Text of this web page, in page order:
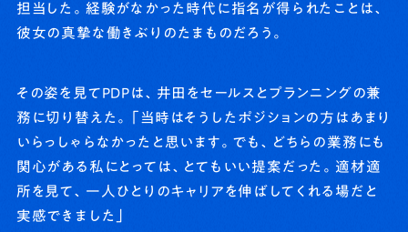
担当した。経験がなかった時代に指名が得られたことは、
彼女の真摯な働きぶりのたまものだろう。
その姿を見てPDPは、井田をセールスとプランニングの兼
務に切り替えた。「当時はそうしたポジションの方はあまり
いらっしゃらなかったと思います。でも、どちらの業務にも
関心がある私にとっては、とてもいい提案だった。適材適
所を見て、一人ひとりのキャリアを伸ばしてくれる場だと
実感できました」